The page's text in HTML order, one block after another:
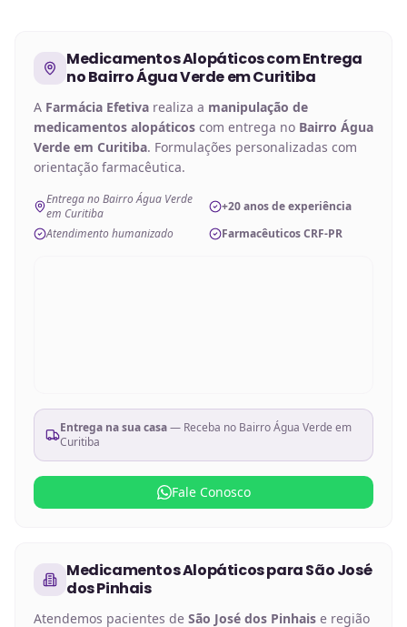
Medicamentos Alopáticoscom Entrega
noBairro Água Verde em Curitiba
A Farmácia Efetiva realiza a manipulação de
medicamentos alopáticos com entrega no Bairro Água
Verde em Curitiba. Formulações personalizadas com
orientação farmacêutica.
Entrega no Bairro Água Verde
em Curitiba
+20 anos de experiência
Atendimento humanizado
Farmacêuticos CRF-PR
Entrega na sua casa— Receba no Bairro Água Verde em
Curitiba
Fale Conosco
Medicamentos AlopáticosparaSão José
dos Pinhais
Atendemos pacientes de São José dos Pinhais e região